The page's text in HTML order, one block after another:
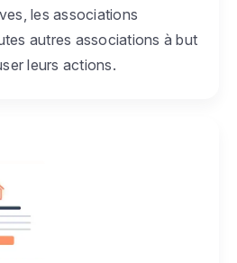
les associations
autres associations à but
leurs actions.